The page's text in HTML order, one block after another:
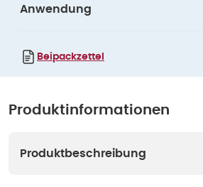
Anwendung
Beipackzettel
Produktinformationen
Produktbeschreibung